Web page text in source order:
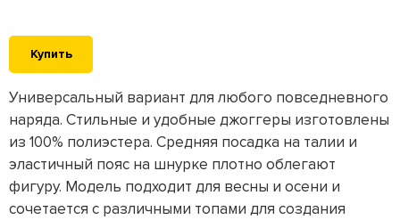
Купить
Универсальный вариант для любого повседневного
наряда. Стильные и удобные джоггеры изготовлены
из 100% полиэстера. Средняя посадка на талии и
эластичный пояс на шнурке плотно облегают
фигуру. Модель подходит для весны и осени и
сочетается с различными топами для создания